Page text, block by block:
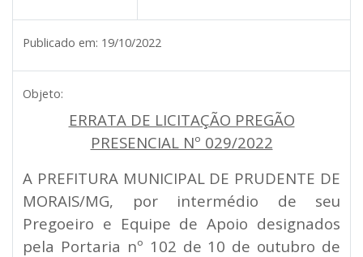
Publicado em: 19/10/2022
Objeto:
ERRATA DE LICITAÇÃO PREGÃO
PRESENCIAL Nº 029/2022
A PREFITURA MUNICIPAL DE PRUDENTE DE
MORAIS/MG, por intermédio de seu
Pregoeiro e Equipe de Apoio designados
pela Portaria nº 102 de 10 de outubro de